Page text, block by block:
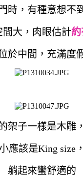
時，有種意想不
間大，肉眼估計約
於中間，充滿度
架子一樣是木雕
應該是King size
躺起來蠻舒適的